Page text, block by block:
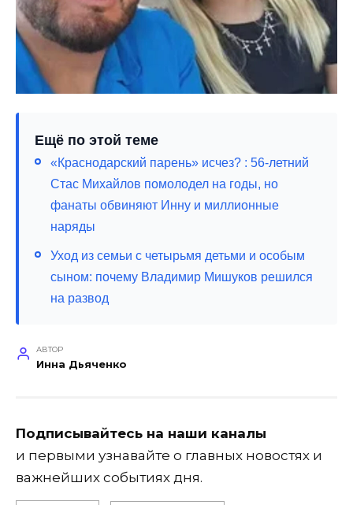
Ещё по этой теме
«Краснодарский парень» исчез? : 56-летний
Стас Михайлов помолодел на годы, но
фанаты обвиняют Инну и миллионные
наряды
Уход из семьи с четырьмя детьми и особым
сыном: почему Владимир Мишуков решился
на развод
АВТОР
Инна Дьяченко
Подписывайтесь на наши каналы
и первыми узнавайте о главных новостях и
важнейших событиях дня.